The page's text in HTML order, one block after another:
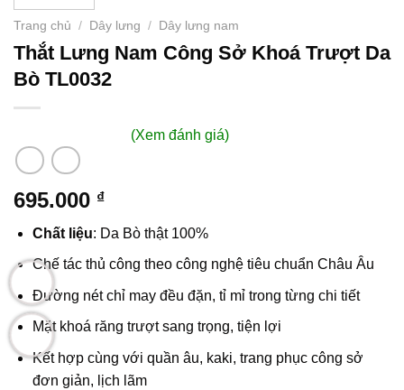
Trang chủ / Dây lưng / Dây lưng nam
Thắt Lưng Nam Công Sở Khoá Trượt Da
Bò TL0032
(Xem đánh giá)
695.000 ₫
Chất liệu: Da Bò thật 100%
Chế tác thủ công theo công nghệ tiêu chuẩn Châu Âu
Đường nét chỉ may đều đặn, tỉ mỉ trong từng chi tiết
Mặt khoá răng trượt sang trọng, tiện lợi
Kết hợp cùng với quần âu, kaki, trang phục công sở
đơn giản, lịch lãm